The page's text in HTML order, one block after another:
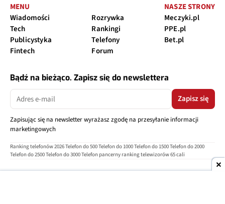
MENU
Wiadomości
Tech
Publicystyka
Fintech
Rozrywka
Rankingi
Telefony
Forum
NASZE STRONY
Meczyki.pl
PPE.pl
Bet.pl
Bądź na bieżąco. Zapisz się do newslettera
Zapisz się
Zapisując się na newsletter wyrażasz zgodę na przesyłanie informacji
marketingowych
Ranking telefonów 2026Telefon do 500Telefon do 1000Telefon do 1500Telefon do 2000
Telefon do 2500Telefon do 3000Telefon pancerny ranking telewizorów 65 cali